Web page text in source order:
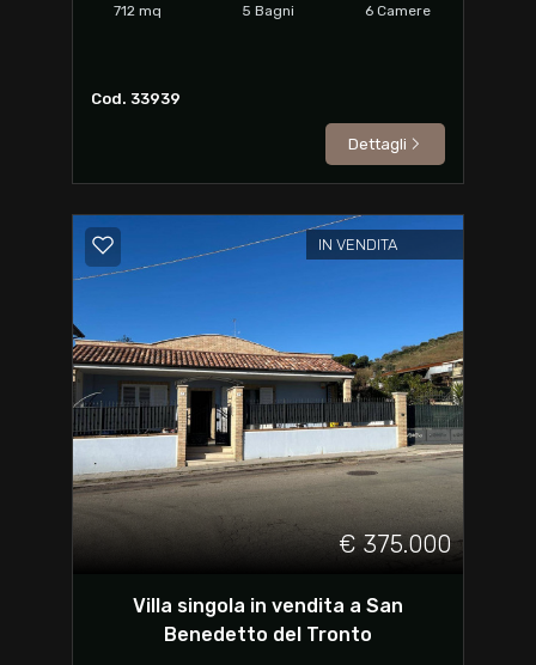
712 mq 5 Bagni 6 Camere
Cod. 33939
Dettagli
IN VENDITA
€ 375.000
Villa singola in vendita a San
Benedetto del Tronto